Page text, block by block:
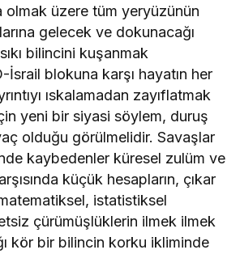
olmak üzere tüm yeryüzünün
gelecek ve dokunacağı
bilincini kuşanmak
İsrail blokuna karşı hayatın her
ıskalamadan zayıflatmak
yeni bir siyasi söylem, duruş
olduğu görülmelidir. Savaşlar
kaybedenler küresel zulüm ve
küçük hesapların, çıkar
istatistiksel
çürümüşlüklerin ilmek ilmek
kör bir bilincin korku ikliminde